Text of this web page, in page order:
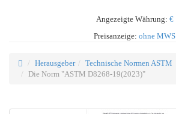
Angezeigte Währung: €
Preisanzeige: ohne MWS
Herausgeber
Technische Normen ASTM
Die Norm "ASTM D8268-19(2023)"